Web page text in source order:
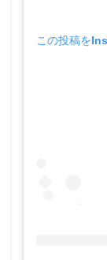
この投稿を